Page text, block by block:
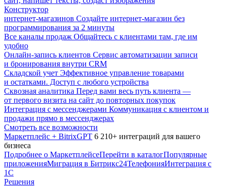
Конструктор
интернет-магазинов Создайте интернет-магазин без
программирования за 2 минуты
Все каналы продаж Общайтесь с клиентами там, где им
удобно
Онлайн-запись клиентов Сервис автоматизации записи
и бронирования внутри CRM
Складской учет Эффективное управление товарами
и остатками. Доступ с любого устройства
Сквозная аналитика Перед вами весь путь клиента —
от первого визита на сайт до повторных покупок
Интеграция с мессенджерами Коммуникация с клиентом и
продажи прямо в мессенджерах
Смотреть все возможности
Маркетплейс + BitrixGPT 6 210+ интеграций для вашего
бизнеса
Подробнее о МаркетплейсеПерейти в каталогПопулярные
приложенияМиграция в Битрикс24ТелефонияИнтеграция с
1С
Решения